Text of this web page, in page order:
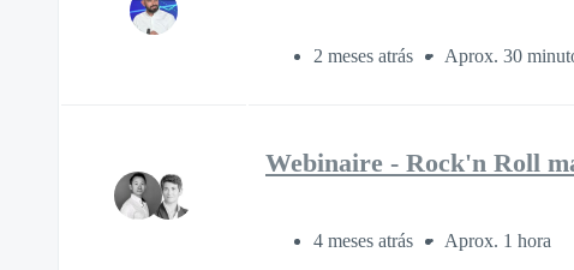
2 meses atrás Aprox. 30
Webinaire - Rock'n Roll
4 meses atrás Aprox. 1 hora